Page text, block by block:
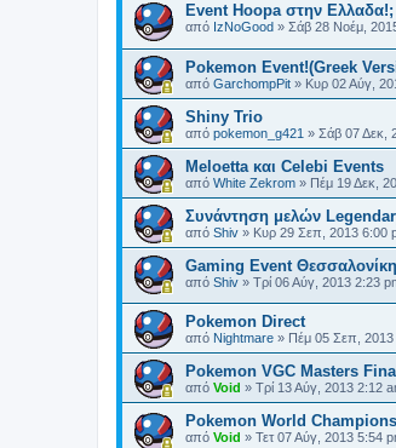
Event Hoopa στην Ελλαδα!;
από IzNoGood » Σάβ 28 Νοέμ,
Pokemon Event!(Greek
από GarchompPit » Κυρ 02 Αύγ,
Shiny Trio
από pokemon_g421 » Σάβ 07 Δεκ,
Meloetta και Celebi Events
από White Zekrom » Πέμ 19 Δεκ,
Συνάντηση μελών
από Shiv » Κυρ 29 Σεπ, 2013 6:00
Gaming Event Θεσσαλονίκη
από Shiv » Τρί 06 Αύγ, 2013 2:23
Pokemon Direct
από Nightmare » Πέμ 05 Σεπ,
Pokemon VGC Masters
από Void » Τρί 13 Αύγ, 2013 2:12
Pokemon World
από Void » Τετ 07 Αύγ, 2013 5:54